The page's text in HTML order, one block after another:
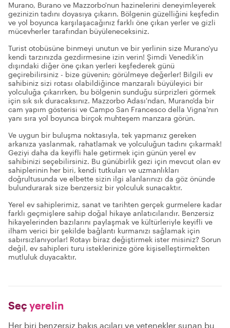
Murano, Burano ve Mazzorbo'nun hazinelerini deneyimleyerek
gezinizin tadını doyasıya çıkarın. Bölgenin güzelliğini keşfedin
ve yol boyunca karşılaşacağınız farklı öne çıkan yerler ve gizli
mücevherler tarafından büyüleneceksiniz.
Turist otobüsüne binmeyi unutun ve bir yerlinin size Murano'yu
kendi tarzınızda gezdirmesine izin verin! Şimdi Venedik'in
dışındaki diğer öne çıkan yerleri keşfederek günü
geçirebilirsiniz - bize güvenin; görülmeye değerler! Bilgili ev
sahibiniz sizi rotası olabildiğince manzaralı büyüleyici bir
yolculuğa çıkarırken, bu bölgenin sunduğu sürprizleri görmek
için sık sık duracaksınız. Mazzorbo Adası'ndan, Murano'da bir
cam yapım gösterisi ve Campo San Francesco della Vigna'nın
yanı sıra yol boyunca birçok muhteşem manzara görün.
Ve uygun bir buluşma noktasıyla, tek yapmanız gereken
arkanıza yaslanmak, rahatlamak ve yolculuğun tadını çıkarmak!
Geziyi daha da keyifli hale getirmek için günün yerel ev
sahibinizi seçebilirsiniz. Bu günübirlik gezi için mevcut olan ev
sahiplerinin her biri, kendi tutkuları ve uzmanlıkları
doğrultusunda ve elbette sizin ilgi alanlarınızı da göz önünde
bulundurarak size benzersiz bir yolculuk sunacaktır.
Yerel ev sahiplerimiz, sanat ve tarihten gerçek gurmelere kadar
farklı geçmişlere sahip doğal hikaye anlatıcılarıdır. Benzersiz
hikayelerinden bazılarını paylaşmak ve kültürleriyle keyifli ve
ilham verici bir şekilde bağlantı kurmanızı sağlamak için
sabırsızlanıyorlar! Rotayı biraz değiştirmek ister misiniz? Sorun
değil, ev sahipleri turu isteklerinize göre kişiselleştirmekten
mutluluk duyacaktır.
Seç yerelin
Her biri benzersiz bakış açıları ve yetenekler sunan bu